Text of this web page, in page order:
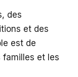
des
et des
est de
et les